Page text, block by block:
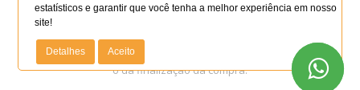
produtos vendidos e entregues pelo site. O preço válido será
o da finalização da compra.
estatísticos e garantir que você tenha a melhor experiência em nosso
site!
Detalhes Aceito